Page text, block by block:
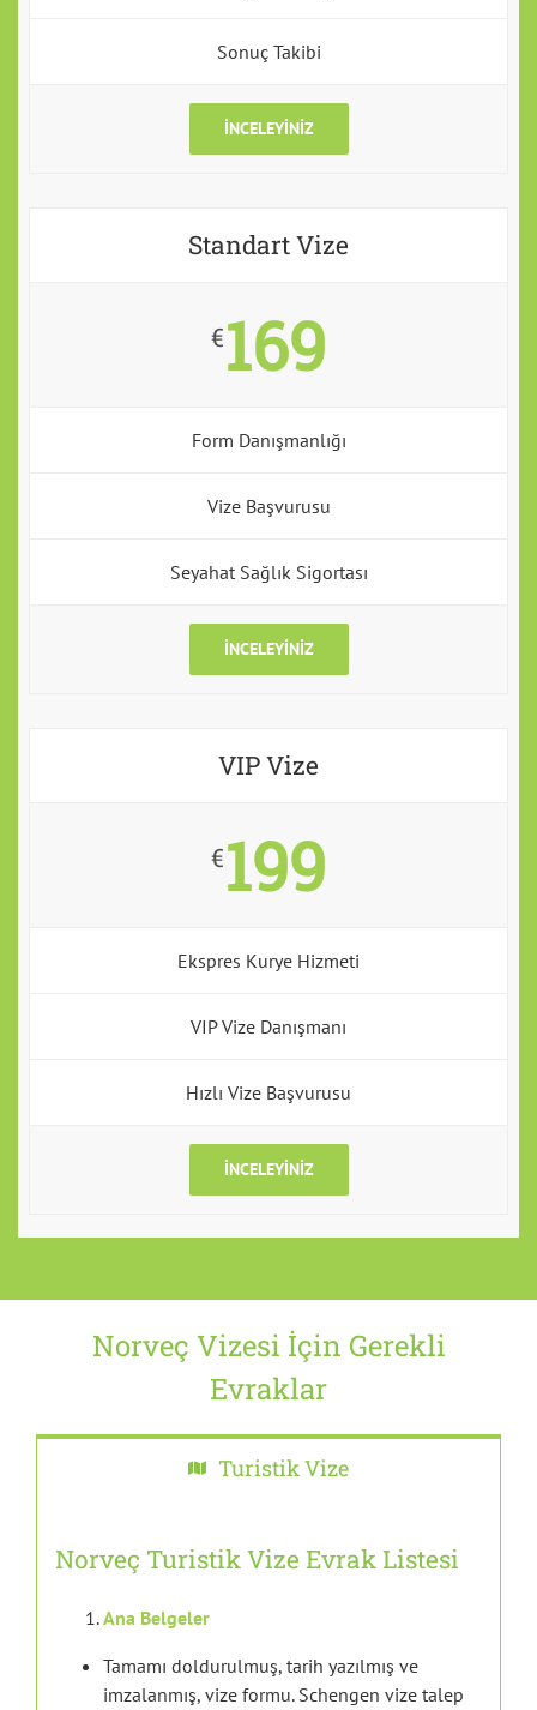
Sonuç Takibi
İNCELEYINIZ
Standart Vize
€169
Form Danışmanlığı
Vize Başvurusu
Seyahat Sağlık Sigortası
İNCELEYINIZ
VIP Vize
€199
Ekspres Kurye Hizmeti
VIP Vize Danışmanı
Hızlı Vize Başvurusu
İNCELEYINIZ
Norveç Vizesi İçin Gerekli
Evraklar
Turistik Vize
Norveç Turistik Vize Evrak Listesi
Ana Belgeler
Tamamı doldurulmuş, tarih yazılmış ve
imzalanmış, vize formu. Schengen vize talep